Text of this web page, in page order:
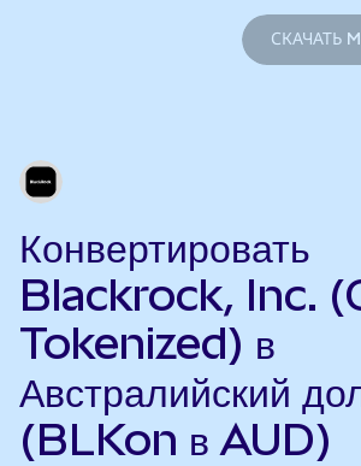
СКАЧАТЬ
Конвертировать
Blackrock, Inc.
Tokenized) в
Австралийский
(BLKon в AUD)